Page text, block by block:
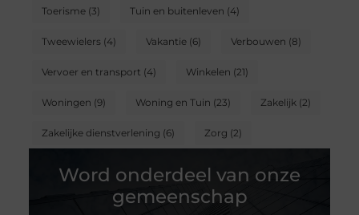
Toerisme(3) Tuin en buitenleven (4)
Tweewielers(4) Vakantie(6) Verbouwen (8)
Vervoer en transport (4) Winkelen (21)
Woningen (9) Woning en Tuin (23) Zakelijk(2)
Zakelijke dienstverlening (6) Zorg (2)
Word onderdeel van onze
gemeenschap